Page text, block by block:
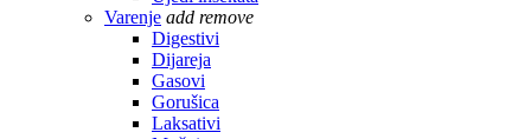
Varenje add remove
Digestivi
Dijareja
Gasovi
Gorušica
Laksativi